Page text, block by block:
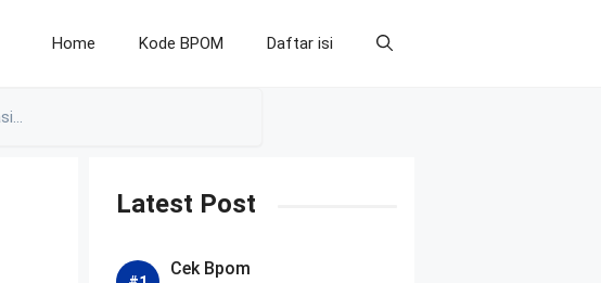
Home Kode BPOM Daftar isi
Latest Post
Cek Bpom